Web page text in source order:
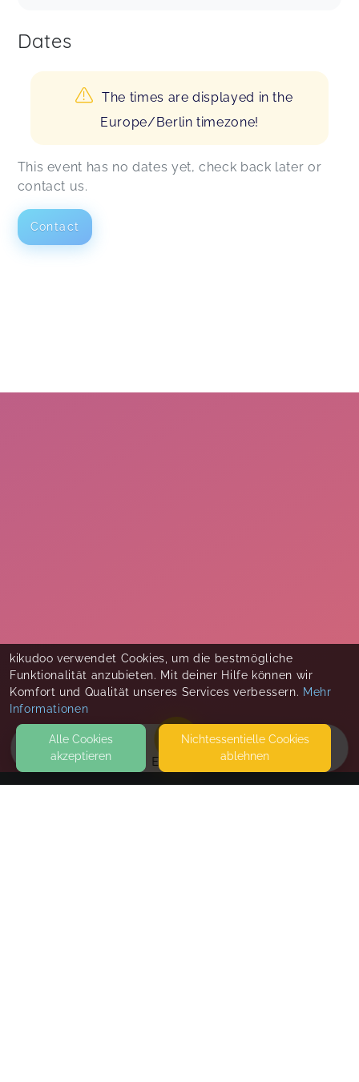
EVENTS
Dates
The times are displayed in the
Europe/Berlin timezone!
This event has no dates yet, check back later or
contact us.
Contact
kikudoo verwendet Cookies, um die bestmögliche
Funktionalität anzubieten. Mit deiner Hilfe können wir
Komfort und Qualität unseres Services verbessern. Mehr
Informationen
Alle Cookies
akzeptieren
Nicht­essentielle Cookies
ablehnen